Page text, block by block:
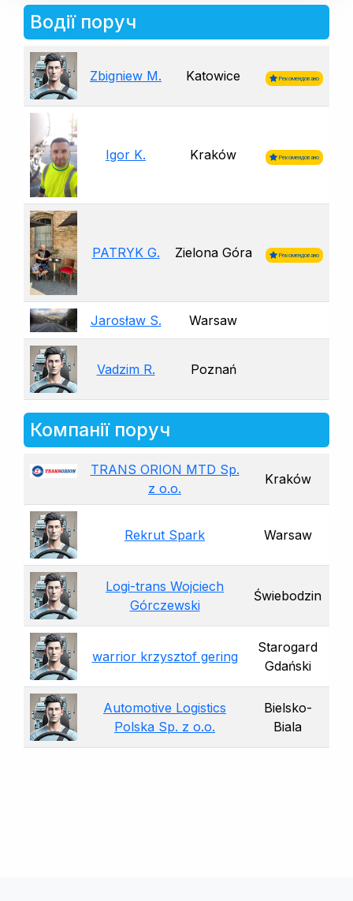
Водії поруч
Zbigniew M. Katowice Рекомендовано
Igor K. Kraków Рекомендовано
PATRYK G. Zielona Góra Рекомендовано
Jarosław S. Warsaw
Vadzim R. Poznań
Компанії поруч
TRANS ORION MTD Sp.
z o.o.
Kraków
Rekrut Spark Warsaw
Logi-trans Wojciech
Górczewski
Świebodzin
warrior krzysztof gering
Starogard
Gdański
Automotive Logistics
Polska Sp. z o.o.
Bielsko-
Biala